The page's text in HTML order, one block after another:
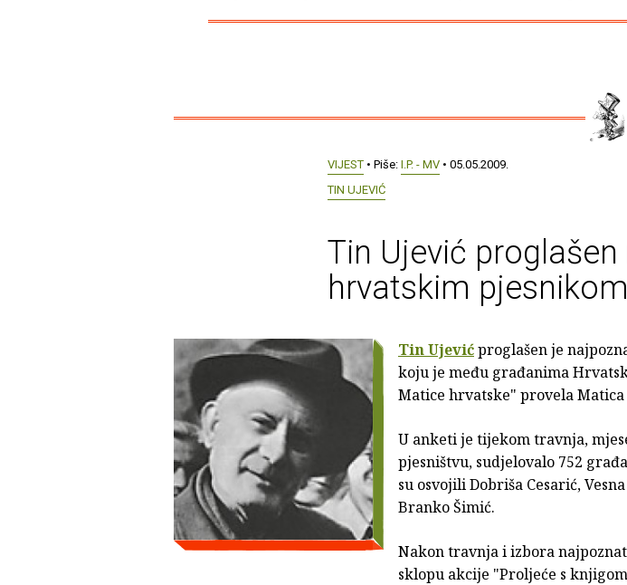
VIJEST • Piše: I.P. - MV • 05.05.2009.
TIN UJEVIĆ
Tin Ujević
hrvatskim pjesnikom
Tin Ujevićproglašen je
koju je među građanima
Matice hrvatske" provela
U anketi je tijekom travnja,
pjesništvu, sudjelovalo 752
su osvojili Dobriša Cesarić,
Branko Šimić.
Nakon travnja i izbora
sklopu akcije "Proljeće s